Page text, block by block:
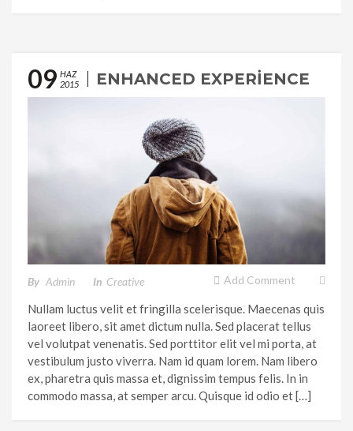
09 HAZ
2015
ENHANCED EXPERIENCE
By Admin In Creative Add Comment
Nullam luctus velit et fringilla scelerisque. Maecenas quis
laoreet libero, sit amet dictum nulla. Sed placerat tellus
vel volutpat venenatis. Sed porttitor elit vel mi porta, at
vestibulum justo viverra. Nam id quam lorem. Nam libero
ex, pharetra quis massa et, dignissim tempus felis. In in
commodo massa, at semper arcu. Quisque id odio et […]